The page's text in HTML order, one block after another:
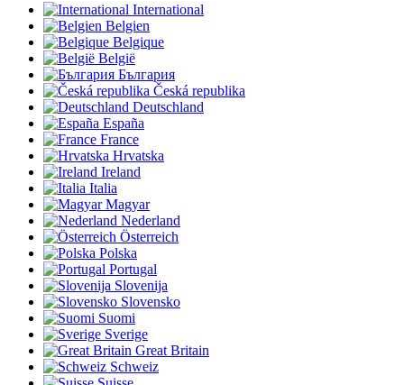
International
Belgien
Belgique
België
България
Česká republika
Deutschland
España
France
Hrvatska
Ireland
Italia
Magyar
Nederland
Österreich
Polska
Portugal
Slovenija
Slovensko
Suomi
Sverige
Great Britain
Schweiz